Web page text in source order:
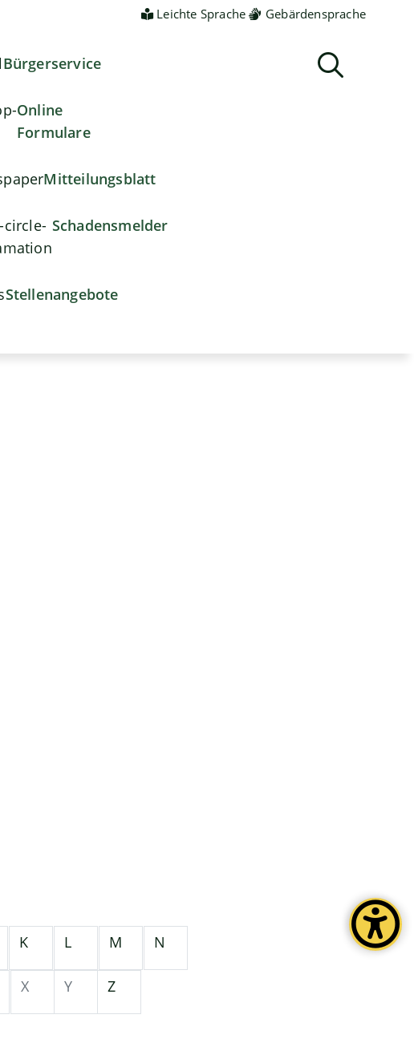
Leichte Sprache Gebärdensprache
Bürgerservice
Online
Formulare
Mitteilungsblatt
circle- Schadensmelder
Stellenangebote
K L M N
X Y Z